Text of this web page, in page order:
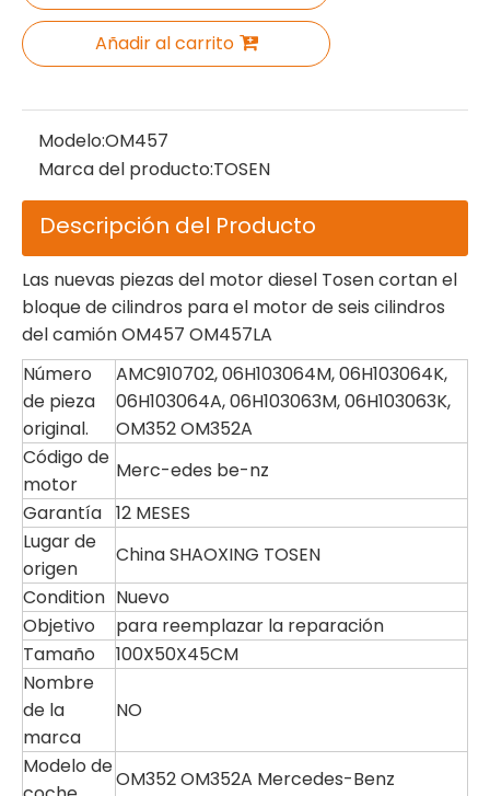
Añadir al carrito
Modelo:OM457
Marca del producto:TOSEN
Descripción del Producto
Las nuevas piezas del motor diesel Tosen cortan el
bloque de cilindros para el motor de seis cilindros
del camión OM457 OM457LA
Número
de pieza
original.
AMC910702, 06H103064M, 06H103064K,
06H103064A, 06H103063M, 06H103063K,
OM352 OM352A
Código de
motor
Merc-edes be-nz
Garantía 12 MESES
Lugar de
origen
China SHAOXING TOSEN
Condition Nuevo
Objetivo
para reemplazar la reparación
Tamaño
100X50X45CM
Nombre
de la
marca
NO
Modelo de
OM352 OM352A Mercedes-Benz